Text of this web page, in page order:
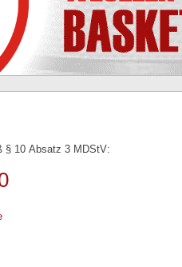
§ 10 Absatz 3 MDStV: